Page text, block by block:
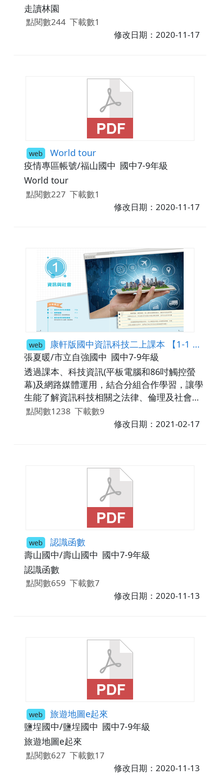
走讀林園
點閱數244 下載數1
修改日期：2020-11-17
web World tour
疫情專區帳號/福山國中 國中7-9年級
World tour
點閱數227 下載數1
修改日期：2020-11-17
web 康軒版國中資訊科技二上課本 【1-1 資訊科技的社會議題】
張夏暖/市立自強國中 國中7-9年級
透過課本、科技資訊(平板電腦和86吋觸控螢
幕)及網路媒體運用，結合分組合作學習，讓學
生能了解資訊科技相關之法律、倫理及社會議
題，以保護自己與尊重他人。
點閱數1238 下載數9
修改日期：2021-02-17
web 認識函數
壽山國中/壽山國中 國中7-9年級
認識函數
點閱數659 下載數7
修改日期：2020-11-13
web 旅遊地圖e起來
鹽埕國中/鹽埕國中 國中7-9年級
旅遊地圖e起來
點閱數627 下載數17
修改日期：2020-11-13